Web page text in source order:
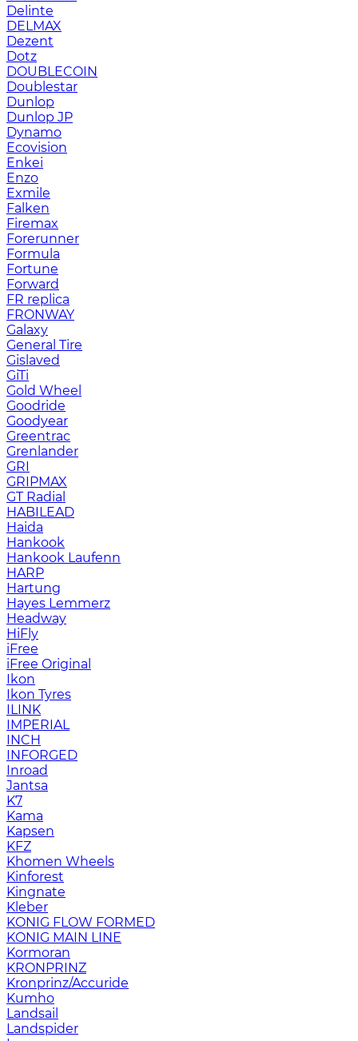
Delinte
DELMAX
Dezent
Dotz
DOUBLECOIN
Doublestar
Dunlop
Dunlop JP
Dynamo
Ecovision
Enkei
Enzo
Exmile
Falken
Firemax
Forerunner
Formula
Fortune
Forward
FR replica
FRONWAY
Galaxy
General Tire
Gislaved
GiTi
Gold Wheel
Goodride
Goodyear
Greentrac
Grenlander
GRI
GRIPMAX
GT Radial
HABILEAD
Haida
Hankook
Hankook Laufenn
HARP
Hartung
Hayes Lemmerz
Headway
HiFly
iFree
iFree Original
Ikon
Ikon Tyres
ILINK
IMPERIAL
INCH
INFORGED
Inroad
Jantsa
K7
Kama
Kapsen
KFZ
Khomen Wheels
Kinforest
Kingnate
Kleber
KONIG FLOW FORMED
KONIG MAIN LINE
Kormoran
KRONPRINZ
Kronprinz/Accuride
Kumho
Landsail
Landspider